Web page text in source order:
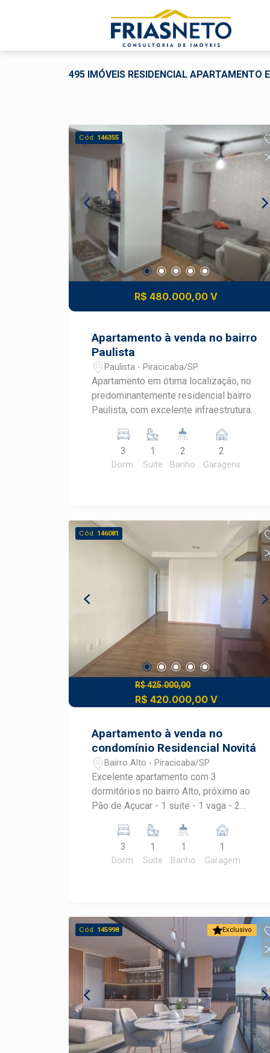
495 IMÓVEIS RESIDENCIAL APARTAMENTO
Cód. 146355
R$ 480.000,00 V
Apartamento à venda no bairro
Paulista
Paulista - Piracicaba/SP
Apartamento em ótima localização, no
predominantemente residencial bairro
Paulista, com excelente infraestrutura
próximo às avenidas Dona Jane
Conceição e Edgar Conceição, próximo
a restaurantes, lojas, academias e muito
- Área de serviço; - 2 vagas de
garagem. O condomínio oferece
portaria 24h, câmeras de segurança,
área de lazer completa com salão de
festas e playground. Agende sua visita!
3
Dorm.
1
Suite
2
Banho
2
Garagens
Cód. 146081
R$ 425.000,00
R$ 420.000,00 V
Apartamento à venda no
condomínio Residencial Novitá
Bairro Alto - Piracicaba/SP
Excelente apartamento com 3
dormitórios no bairro Alto, próximo ao
Pão de Açucar - 1 suite - 1 vaga - 2
3
Dorm.
1
Suite
1
Banho
1
Garagem
Exclusivo
Cód. 145998